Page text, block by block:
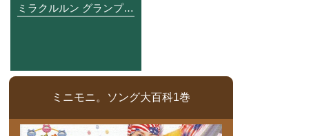
ミラクルルン グランプリン!
ミニモニ。ソング大百科1巻